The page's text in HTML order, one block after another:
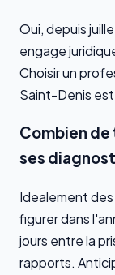
Oui, depuis
engage
Choisir un
Saint-Denis
Combien
ses
Idealement des
figurer dans
jours entre la
rapports.